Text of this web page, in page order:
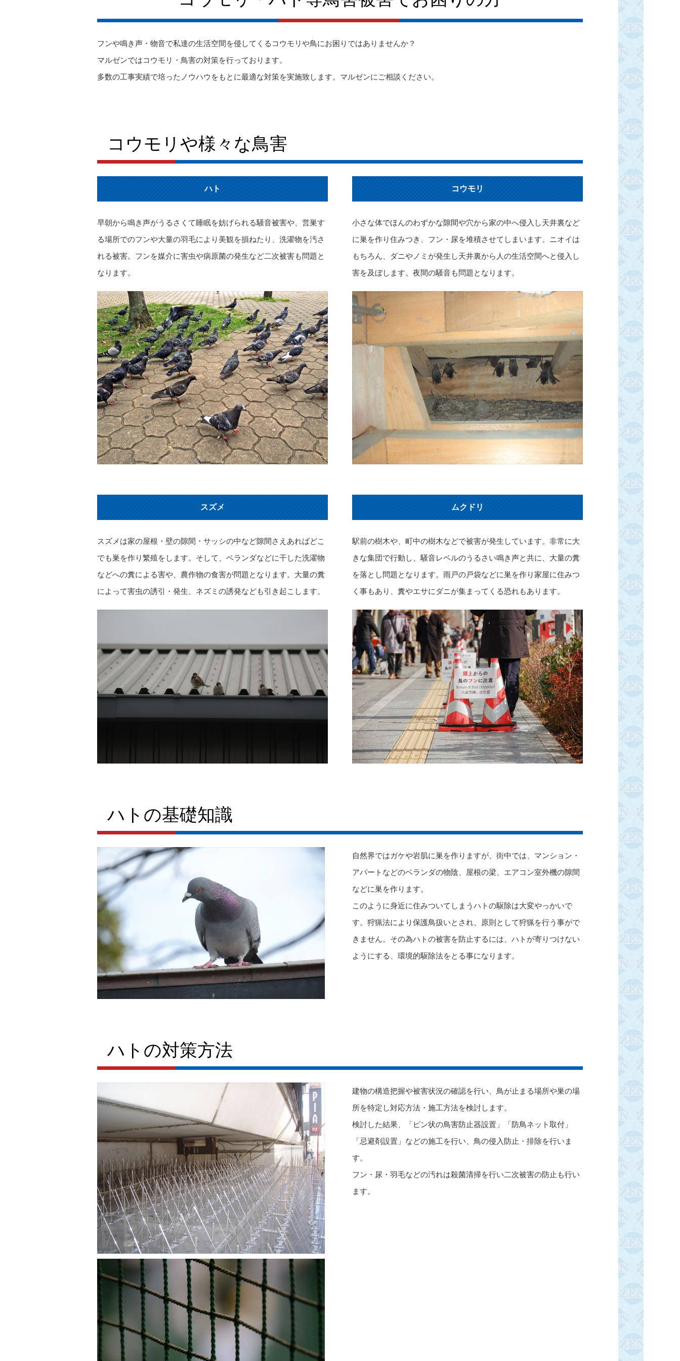
フンや鳴き声・物音で私達の生活空間を侵してくるコウモリや鳥にお困りではありませんか？
マルゼンではコウモリ・鳥害の対策を行っております。
多数の工事実績で培ったノウハウをもとに最適な対策を実施致します。マルゼンにご相談ください。
コウモリや様々な鳥害
ハト
早朝から鳴き声がうるさくて睡眠を妨げられる騒音被害や、営巣す
る場所でのフンや大量の羽毛により美観を損ねたり、洗濯物を汚さ
れる被害。フンを媒介に害虫や病原菌の発生など二次被害も問題と
なります。
コウモリ
小さな体でほんのわずかな隙間や穴から家の中へ侵入し天井裏など
に巣を作り住みつき、フン・尿を堆積させてしまいます。ニオイは
もちろん、ダニやノミが発生し天井裏から人の生活空間へと侵入し
害を及ぼします。夜間の騒音も問題となります。
スズメ
スズメは家の屋根・壁の隙間・サッシの中など隙間さえあればどこ
でも巣を作り繁殖をします。そして、ベランダなどに干した洗濯物
などへの糞による害や、農作物の食害が問題となります。大量の糞
によって害虫の誘引・発生、ネズミの誘発なども引き起こします。
ムクドリ
駅前の樹木や、町中の樹木などで被害が発生しています。非常に大
きな集団で行動し、騒音レベルのうるさい鳴き声と共に、大量の糞
を落とし問題となります。雨戸の戸袋などに巣を作り家屋に住みつ
く事もあり、糞やエサにダニが集まってくる恐れもあります。
ハトの基礎知識
自然界ではガケや岩肌に巣を作りますが、街中では、マンション・
アパートなどのベランダの物陰、屋根の梁、エアコン室外機の隙間
などに巣を作ります。
このように身近に住みついてしまうハトの駆除は大変やっかいで
す。狩猟法により保護鳥扱いとされ、原則として狩猟を行う事がで
きません。その為ハトの被害を防止するには、ハトが寄りつけない
ようにする、環境的駆除法をとる事になります。
ハトの対策方法
建物の構造把握や被害状況の確認を行い、鳥が止まる場所や巣の場
所を特定し対応方法・施工方法を検討します。
検討した結果、「ピン状の鳥害防止器設置」「防鳥ネット取付」
「忌避剤設置」などの施工を行い、鳥の侵入防止・排除を行いま
す。
フン・尿・羽毛などの汚れは殺菌清掃を行い二次被害の防止も行い
ます。